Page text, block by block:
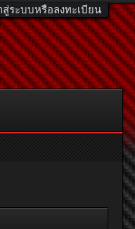
สู่ระบบหรือลงทะเบียน